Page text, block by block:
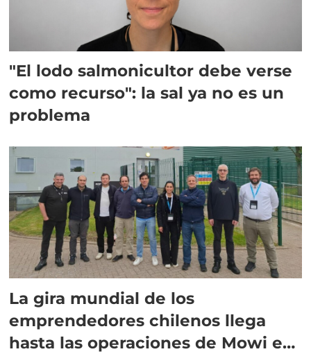
"El lodo salmonicultor debe verse
como recurso": la sal ya no es un
problema
La gira mundial de los
emprendedores chilenos llega
hasta las operaciones de Mowi en